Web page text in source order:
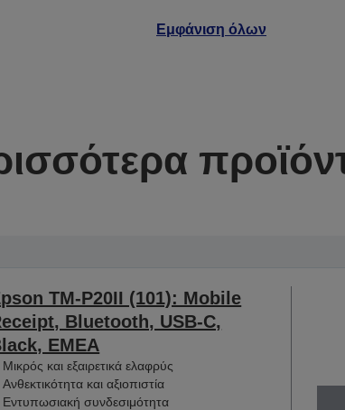
Εμφάνιση όλων
TM-P20II (101): Mobile
Bluetooth, USB-C,
EMEA
Μικρός και εξαιρετικά ελαφρύς
Ανθεκτικότητα και αξιοπιστία
Εντυπωσιακή συνδεσιμότητα